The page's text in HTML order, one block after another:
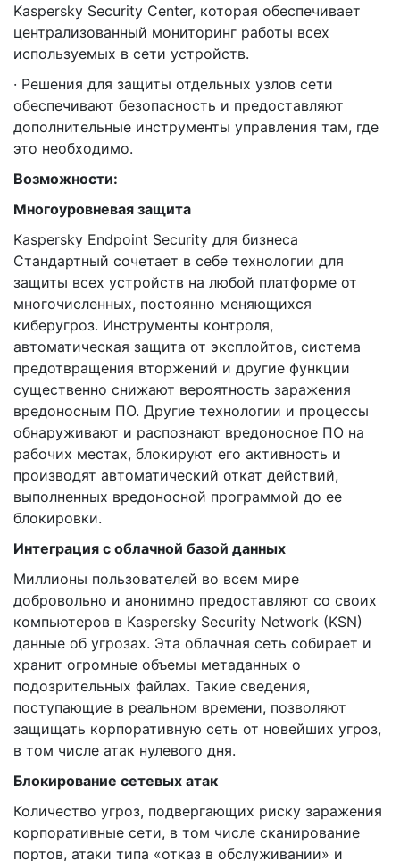
Kaspersky Security Center, которая обеспечивает
централизованный мониторинг работы всех
используемых в сети устройств.
· Решения для защиты отдельных узлов сети
обеспечивают безопасность и предоставляют
дополнительные инструменты управления там, где
это необходимо.
Возможности:
Многоуровневая защита
Kaspersky Endpoint Security для бизнеса
Стандартный сочетает в себе технологии для
защиты всех устройств на любой платформе от
многочисленных, постоянно меняющихся
киберугроз. Инструменты контроля,
автоматическая защита от эксплойтов, система
предотвращения вторжений и другие функции
существенно снижают вероятность заражения
вредоносным ПО. Другие технологии и процессы
обнаруживают и распознают вредоносное ПО на
рабочих местах, блокируют его активность и
производят автоматический откат действий,
выполненных вредоносной программой до ее
блокировки.
Интеграция с облачной базой данных
Миллионы пользователей во всем мире
добровольно и анонимно предоставляют со своих
компьютеров в Kaspersky Security Network (KSN)
данные об угрозах. Эта облачная сеть собирает и
хранит огромные объемы метаданных о
подозрительных файлах. Такие сведения,
поступающие в реальном времени, позволяют
защищать корпоративную сеть от новейших угроз,
в том числе атак нулевого дня.
Блокирование сетевых атак
Количество угроз, подвергающих риску заражения
корпоративные сети, в том числе сканирование
портов, атаки типа «отказ в обслуживании» и